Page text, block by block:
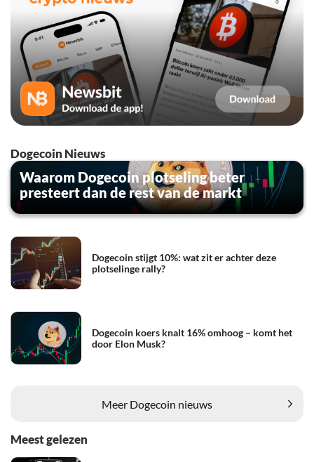
Dogecoin Nieuws
Waarom Dogecoin plotseling beter
presteert dan de rest van de markt
Dogecoin stijgt 10%: wat zit er achter deze
plotselinge rally?
Dogecoin koers knalt 16% omhoog – komt het
door Elon Musk?
Meer Dogecoin nieuws
Meest gelezen